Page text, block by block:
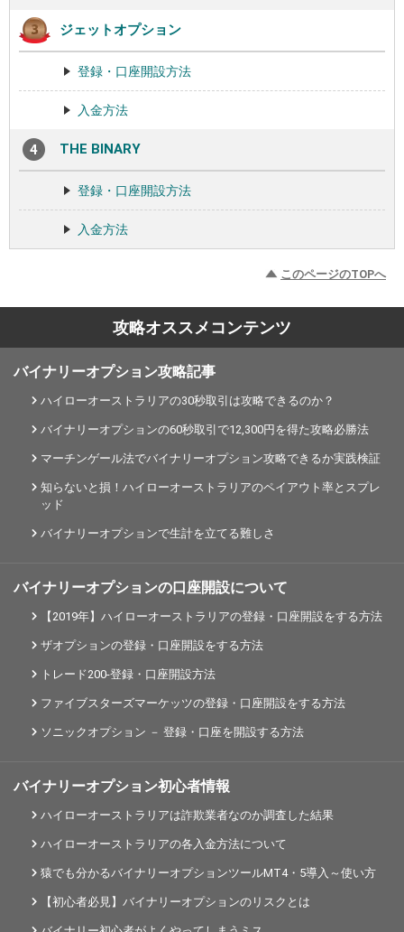
ジェットオプション
登録・口座開設方法
入金方法
THE BINARY
登録・口座開設方法
入金方法
このページのTOPへ
攻略オススメコンテンツ
バイナリーオプション攻略記事
ハイローオーストラリアの30秒取引は攻略できるのか？
バイナリーオプションの60秒取引で12,300円を得た攻略必勝法
マーチンゲール法でバイナリーオプション攻略できるか実践検証
知らないと損！ハイローオーストラリアのペイアウト率とスプレ
ッド
バイナリーオプションで生計を立てる難しさ
バイナリーオプションの口座開設について
【2019年】ハイローオーストラリアの登録・口座開設をする方法
ザオプションの登録・口座開設をする方法
トレード200-登録・口座開設方法
ファイブスターズマーケッツの登録・口座開設をする方法
ソニックオプション － 登録・口座を開設する方法
バイナリーオプション初心者情報
ハイローオーストラリアは詐欺業者なのか調査した結果
ハイローオーストラリアの各入金方法について
猿でも分かるバイナリーオプションツールMT4・5導入～使い方
【初心者必見】バイナリーオプションのリスクとは